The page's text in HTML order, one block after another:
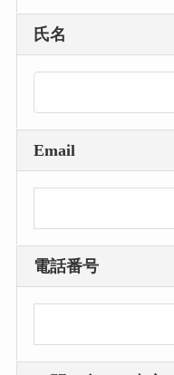
氏名
Email
電話番号